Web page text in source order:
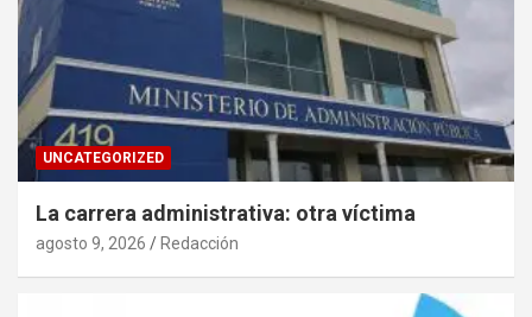
UNCATEGORIZED
La carrera administrativa: otra víctima
agosto 9, 2026 Redacción